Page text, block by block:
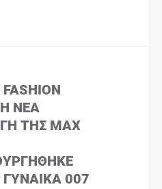
Η ΝΈΑ
ΤΗΣ MAX
ΓΥΝΑΊΚΑ 007